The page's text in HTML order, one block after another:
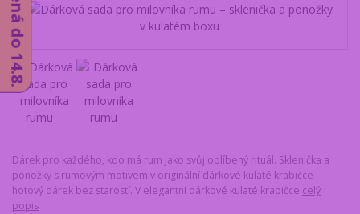
Dárek pro každého, kdo má rum jako svůj oblíbený rituál. Sklenička a
ponožky s rumovým motivem v originální dárkové kulaté krabičce —
hotový dárek bez starostí. V elegantní dárkové kulaté krabičce celý
popis